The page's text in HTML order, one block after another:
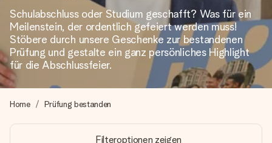
4,8 (basierend auf +15.000 Bewertungen)
Unsere Geschenke begeistern. Kunden bewerten uns mit
4,8 bei Google Reviews (Gesamtergebnis aller Länder, in
Mit Liebe gemacht, im Handumdrehen
Schulabschluss oder Studium geschafft? Was für ein
Meilenstein, der ordentlich gefeiert werden muss!
Stöbere durch unsere Geschenke zur bestandenen
Prüfung und gestalte ein ganz persönliches Highlight
für die Abschlussfeier.
Home Prüfung bestanden
Filteroptionen zeigen